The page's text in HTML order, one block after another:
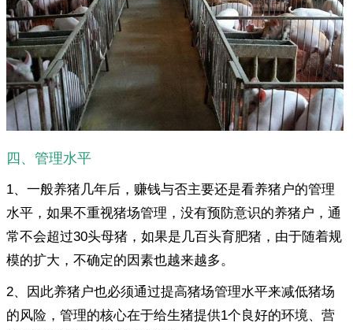
四、管理水平
1、一般养猪几年后，赚钱与否主要还是看养猪户的管理
水平，如果不重视猪场管理，没有预防意识的养猪户，通
常不会超过30头母猪，如果是几百头育肥猪，由于随着规
模的扩大，不确定的因素也越来越多。
2、因此养猪户也必须通过提高猪场管理水平来减低猪场
的风险，管理的核心在于给生猪提供1个良好的环境、营